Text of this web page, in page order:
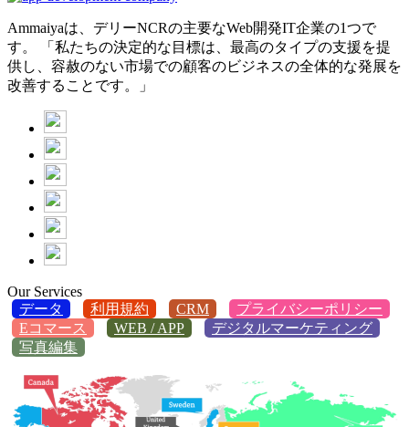
Ammaiyaは、デリーNCRの主要なWeb開発IT企業の1つで
す。 「私たちの決定的な目標は、最高のタイプの支援を提
供し、容赦のない市場での顧客のビジネスの全体的な発展を
改善することです。」
Our Services
データ
利用規約 CRM
プライバシーポリシー
Eコマース
WEB / APP
デジタルマーケティング
写真編集